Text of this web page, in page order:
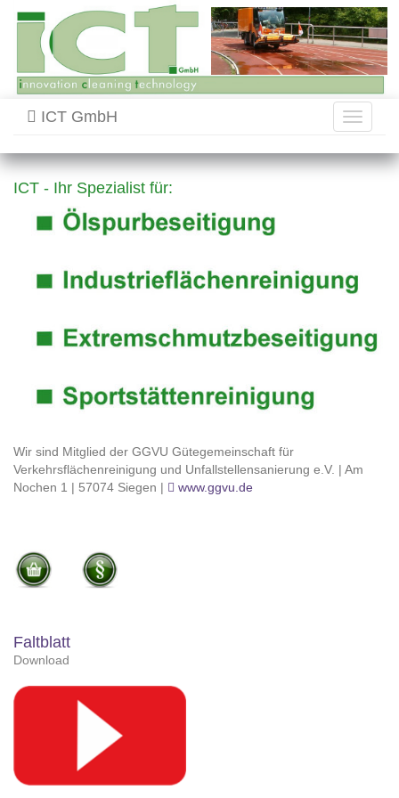
Toggle
ICT GmbH
ICT - Ihr Spezialist für:
Wir sind Mitglied der GGVU Gütegemeinschaft für
Verkehrsflächenreinigung und Unfallstellensanierung e.V. | Am
Nochen 1 | 57074 Siegen |
www.ggvu.de
Faltblatt
Download